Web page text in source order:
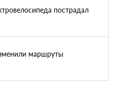
пострадал
маршруты